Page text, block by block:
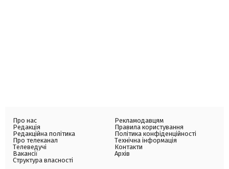
Про нас
Редакція
Редакційна політика
Про телеканал
Телеведучі
Вакансії
Структура власності
Рекламодавцям
Правила користування
Політика конфіденційності
Технічна інформація
Контакти
Архів